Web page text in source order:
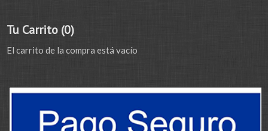
Tu Carrito (0)
El carrito de la compra está vacío